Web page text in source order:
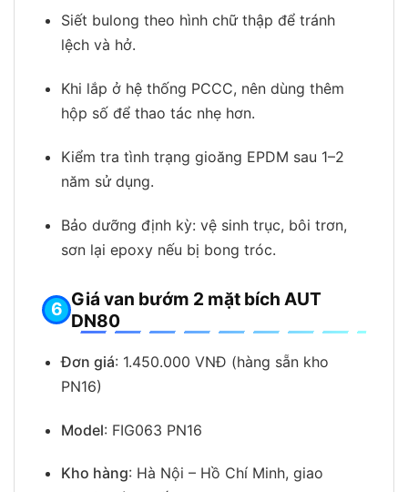
Siết bulong theo hình chữ thập để tránh
lệch và hở.
Khi lắp ở hệ thống PCCC, nên dùng thêm
hộp số để thao tác nhẹ hơn.
Kiểm tra tình trạng gioăng EPDM sau 1–2
năm sử dụng.
Bảo dưỡng định kỳ: vệ sinh trục, bôi trơn,
sơn lại epoxy nếu bị bong tróc.
Giá van bướm 2 mặt bích AUT
DN80
Đơn giá: 1.450.000 VNĐ (hàng sẵn kho
PN16)
Model: FIG063 PN16
Kho hàng: Hà Nội – Hồ Chí Minh, giao